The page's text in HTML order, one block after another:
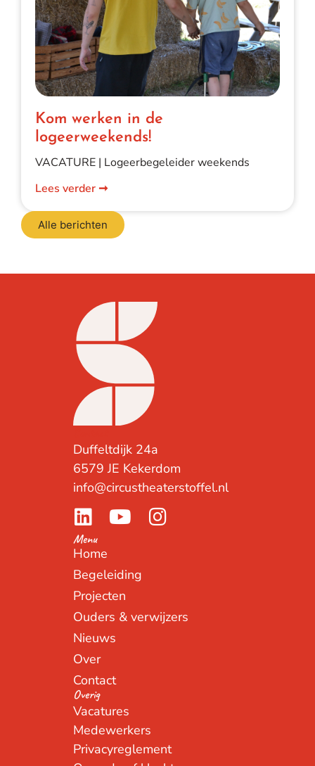
Kom werken in de
logeerweekends!
VACATURE | Logeerbegeleider weekends
Lees verder ➞
Alle berichten
Duffeltdijk 24a
6579 JE Kekerdom
info@circustheaterstoffel.nl
Menu
Home
Begeleiding
Projecten
Ouders & verwijzers
Nieuws
Over
Contact
Overig
Vacatures
Medewerkers
Privacyreglement